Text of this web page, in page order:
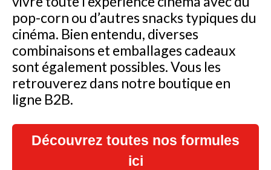
pop-corn ou d’autres snacks typiques du
cinéma. Bien entendu, diverses
combinaisons et emballages cadeaux
sont également possibles. Vous les
retrouverez dans notre boutique en
ligne B2B.
Découvrez toutes nos formules
ici